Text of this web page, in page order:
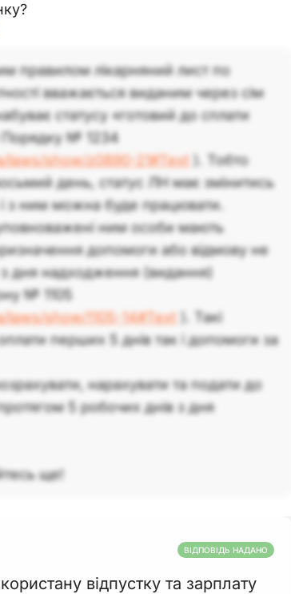
правилом лікарняний лист по
вважається виданим через сім
статусу «готовий до сплати
Порядку № 1234
laws/show/z0890-21#Text ). Тобто
день, статус ЛН має змінитись
з ним можна буде працювати.
ним особи мають
допомоги або відмову не
з дня надходження (видання)
№ 1105
show/1105-14#Text ). Такі
перших 5 днів так і допомоги за
нарахувати та подати до
5 робочих днів з дня
ще!
ВІДПОВІДЬ НАДАНО
відпустку та зарплату